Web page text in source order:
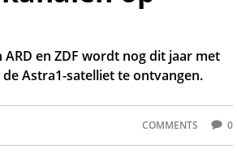
en ZDF wordt nog dit jaar met
Astra1-satelliet te ontvangen.
COMMENTS 0